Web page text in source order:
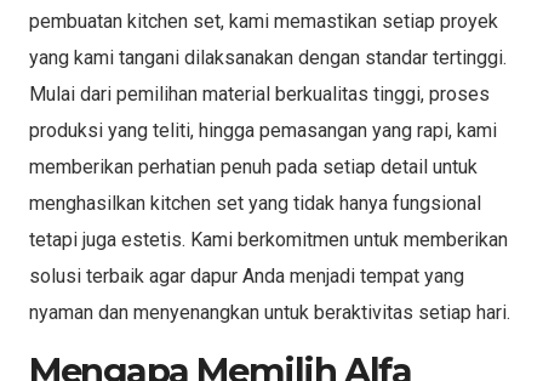
pembuatan kitchen set, kami memastikan setiap proyek
yang kami tangani dilaksanakan dengan standar tertinggi.
Mulai dari pemilihan material berkualitas tinggi, proses
produksi yang teliti, hingga pemasangan yang rapi, kami
memberikan perhatian penuh pada setiap detail untuk
menghasilkan kitchen set yang tidak hanya fungsional
tetapi juga estetis. Kami berkomitmen untuk memberikan
solusi terbaik agar dapur Anda menjadi tempat yang
nyaman dan menyenangkan untuk beraktivitas setiap hari.
Mengapa Memilih Alfa